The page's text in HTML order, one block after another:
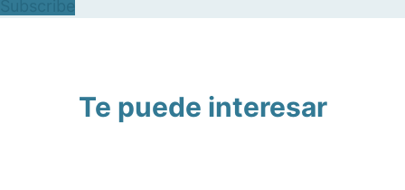
Te puede interesar